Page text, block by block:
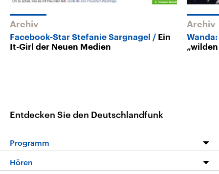
Archiv
Facebook-Star Stefanie Sargnagel
Ein
It-Girl der Neuen Medien
Archiv
Wanda:
Entdecken Sie den Deutschlandfunk
Programm
Programm
Hören